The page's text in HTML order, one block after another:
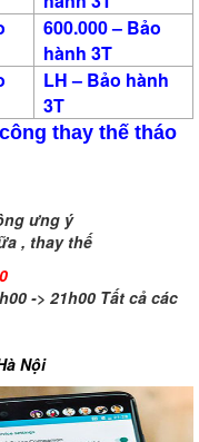
600.000 – Bảo
hành 3T
LH – Bảo hành
3T
thay thế tháo
ưng ý
, thay thế
-> 21h00 Tất cả các
Nội